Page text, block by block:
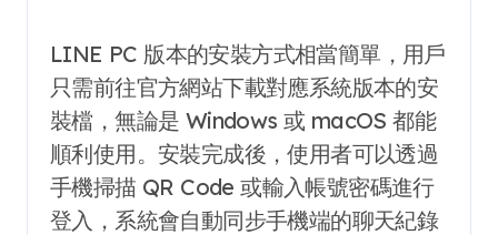
LINE PC 版本的安裝方式相當簡單，用戶
只需前往官方網站下載對應系統版本的安
裝檔，無論是 Windows 或 macOS 都能
順利使用。安裝完成後，使用者可以透過
手機掃描 QR Code 或輸入帳號密碼進行
登入，系統會自動同步手機端的聊天紀錄